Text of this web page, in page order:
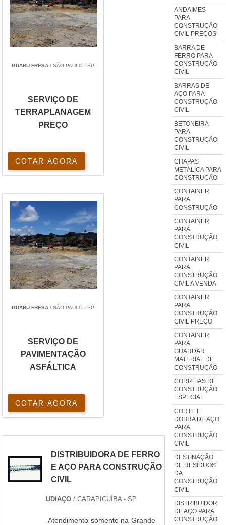
GUARU FRESA/ SÃO PAULO - SP
SERVIÇO DE
TERRAPLANAGEM
PREÇO
COTAR AGORA
GUARU FRESA/ SÃO PAULO - SP
SERVIÇO DE
PAVIMENTAÇÃO
ASFÁLTICA
COTAR AGORA
DISTRIBUIDORA DE FERRO
E AÇO PARA CONSTRUÇÃO
CIVIL
UDIAÇO / CARAPICUÍBA - SP
Atendimento somente na Grande
ANDAIMES
PARA
CONSTRUÇÃO
CIVIL PREÇOS
BARRA DE
FERRO PARA
CONSTRUÇÃO
CIVIL
BARRAS DE
AÇO PARA
CONSTRUÇÃO
CIVIL
BETONEIRA
PARA
CONSTRUÇÃO
CIVIL
CHAPAS
METÁLICA PARA
CONSTRUÇÃO
CONTAINER
PARA
CONSTRUÇÃO
CONTAINER
PARA
CONSTRUÇÃO
CIVIL
CONTAINER
PARA
CONSTRUÇÃO
CIVIL A VENDA
CONTAINER
PARA
CONSTRUÇÃO
CIVIL PREÇO
CONTAINER
PARA
GUARDAR
MATERIAL DE
CONSTRUÇÃO
CORREIAS DE
CONSTRUÇÃO
ESPECIAL
CORTE E
DOBRA DE AÇO
PARA
CONSTRUÇÃO
CIVIL
DESTINAÇÃO
DE RESÍDUOS
DA
CONSTRUÇÃO
CIVIL
DISTRIBUIDOR
DE AÇO PARA
CONSTRUÇÃO